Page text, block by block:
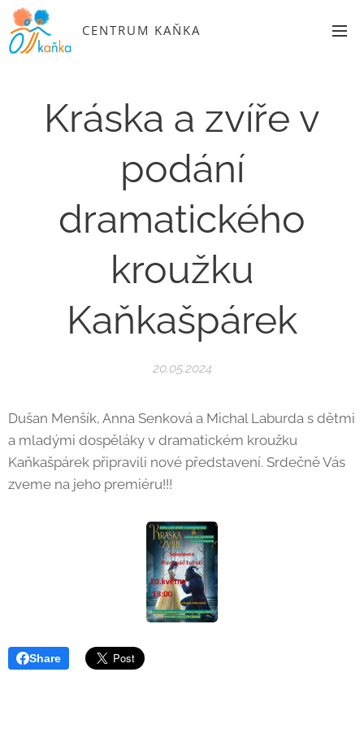
CENTRUM KAŇKA
Kráska a zvíře v
podání
dramatického
kroužku
Kaňkašpárek
20.05.2024
Dušan Menšík, Anna Senková a Michal Laburda s dětmi
a mladými dospěláky v dramatickém kroužku
Kaňkašpárek připravili nové představení. Srdečně Vás
zveme na jeho premiéru!!!
Share